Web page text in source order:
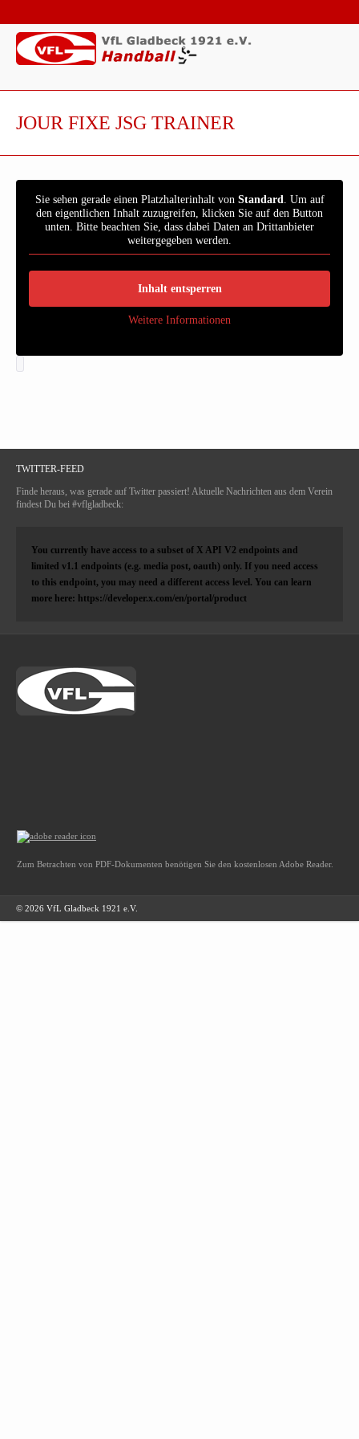
JOUR FIXE JSG TRAINER
Sie sehen gerade einen Platzhalterinhalt von Standard . Um auf
den eigentlichen Inhalt zuzugreifen, klicken Sie auf den Button
unten. Bitte beachten Sie, dass dabei Daten an Drittanbieter
weitergegeben werden.
Inhalt entsperren
Weitere Informationen
TWITTER-FEED
Finde heraus, was gerade auf Twitter passiert! Aktuelle Nachrichten aus dem Verein
findest Du bei #vflgladbeck:
You currently have access to a subset of X API V2 endpoints and
limited v1.1 endpoints (e.g. media post, oauth) only. If you need access
to this endpoint, you may need a different access level. You can learn
more here: https://developer.x.com/en/portal/product
Zum Betrachten von PDF-Dokumenten benötigen Sie den kostenlosen Adobe Reader.
© 2026 VfL Gladbeck 1921 e.V.